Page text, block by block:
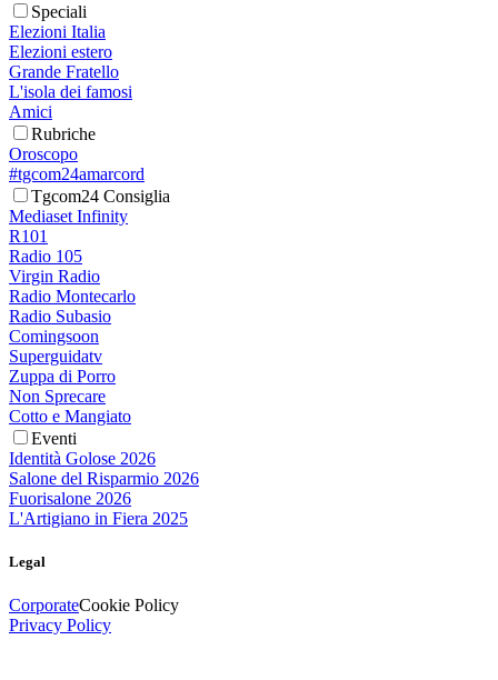
Speciali
Elezioni Italia
Elezioni estero
Grande Fratello
L'isola dei famosi
Amici
Rubriche
Oroscopo
#tgcom24amarcord
Tgcom24 Consiglia
Mediaset Infinity
R101
Radio 105
Virgin Radio
Radio Montecarlo
Radio Subasio
Comingsoon
Superguidatv
Zuppa di Porro
Non Sprecare
Cotto e Mangiato
Eventi
Identità Golose 2026
Salone del Risparmio 2026
Fuorisalone 2026
L'Artigiano in Fiera 2025
Legal
CorporateCookie Policy
Privacy Policy